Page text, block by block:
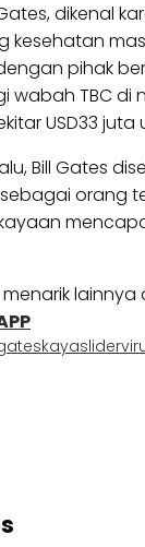
dikenal
kesehatan
pihak
wabah TBC di
USD33
Bill Gates
sebagai orang
mencapai
kayaslider